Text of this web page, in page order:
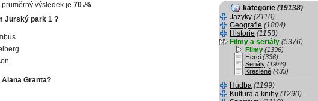
průměrný výsledek je 70 .6%.
Jurský park 1 ?
Granta?
kategorie (19138)
Jazyky (2110)
Geografie (1804)
Historie (1153)
Filmy a seriály (5376)
Filmy (1396)
Herci (336)
Seriály (1976)
Kreslené (433)
Hudba (1199)
Kultura a knihy (1290)